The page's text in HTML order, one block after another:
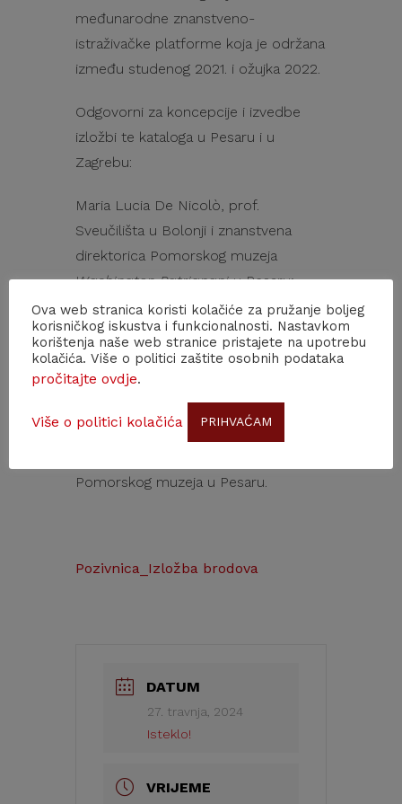
međunarodne znanstveno-
istraživačke platforme koja je održana
između studenog 2021. i ožujka 2022.
Odgovorni za koncepcije i izvedbe
izložbi te kataloga u Pesaru i u
Zagrebu:
Maria Lucia De Nicolò, prof.
Sveučilišta u Bolonji i znanstvena
direktorica Pomorskog muzeja
Washington Patrignaniu Pesaru;
Matea Brstilo Rešetar, ravnateljica
Hrvatskog povijesnog muzeja u
Zagrebu; Zrinka Podhraški Čizmek,
autorica izložbe, doc. dr. sc. suradnica
Fakulteta hrvatskih studija Sveučilišta
u Zagrebu; Luigi Divari, autor crteža
Pomorskog muzeja u Pesaru.
Pozivnica_Izložba brodova
DATUM
27. travnja, 2024
Isteklo!
VRIJEME
Ova web stranica koristi kolačiće za pružanje boljeg
korisničkog iskustva i funkcionalnosti. Nastavkom
korištenja naše web stranice pristajete na upotrebu
kolačića. Više o politici zaštite osobnih podataka
pročitajte ovdje.
Više o politici kolačića PRIHVAĆAM